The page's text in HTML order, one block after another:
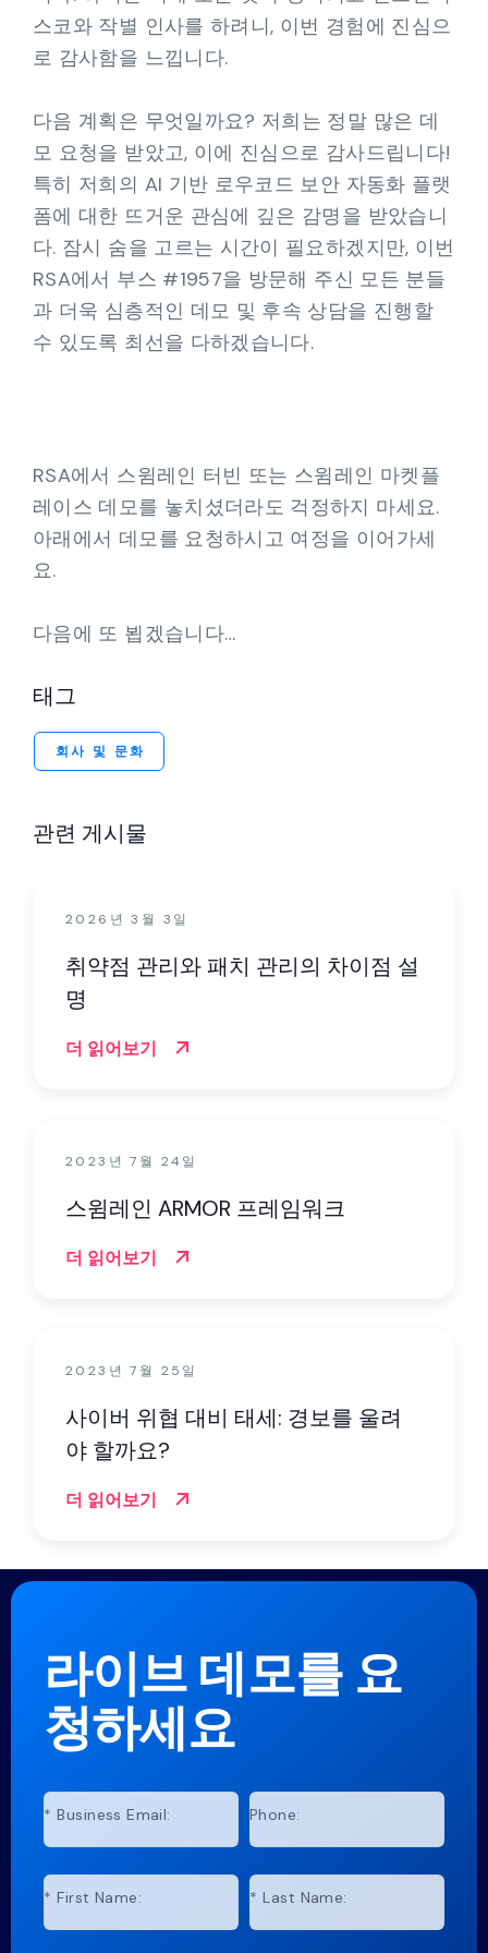
스코와 작별 인사를 하려니, 이번 경험에 진심으
로 감사함을 느낍니다.
다음 계획은 무엇일까요? 저희는 정말 많은 데
모 요청을 받았고, 이에 진심으로 감사드립니다!
특히 저희의 AI 기반 로우코드 보안 자동화 플랫
폼에 대한 뜨거운 관심에 깊은 감명을 받았습니
다. 잠시 숨을 고르는 시간이 필요하겠지만, 이번
RSA에서 부스 #1957을 방문해 주신 모든 분들
과 더욱 심층적인 데모 및 후속 상담을 진행할
수 있도록 최선을 다하겠습니다.
RSA에서 스윔레인 터빈 또는 스윔레인 마켓플
레이스 데모를 놓치셨더라도 걱정하지 마세요.
아래에서 데모를 요청하시고 여정을 이어가세
요.
다음에 또 뵙겠습니다…
태그
회사 및 문화
관련 게시물
2026년 3월 3일
취약점 관리와 패치 관리의 차이점 설
명
더 읽어보기
2023년 7월 24일
스윔레인 ARMOR 프레임워크
더 읽어보기
2023년 7월 25일
사이버 위협 대비 태세: 경보를 울려
야 할까요?
더 읽어보기
라이브 데모를 요
청하세요
* Business Email: Phone:
* First Name: * Last Name: